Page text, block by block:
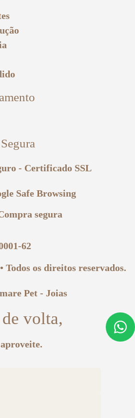
62
Todos os direitos reservados.
volta,